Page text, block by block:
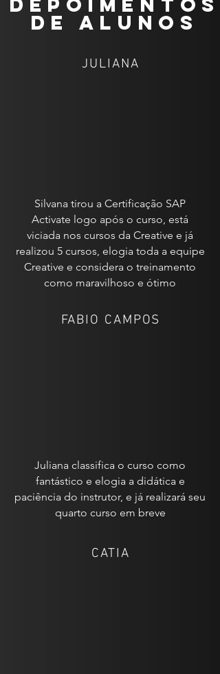
de alunos
JULIANA
Silvana tirou a Certificação SAP
Activate logo após o curso, está
viciada nos cursos da Creative e já
realizou 5 cursos, elogia toda a equipe
Creative e considera o treinamento
como maravilhoso e ótimo
FABIO CAMPOS
Juliana classifica o curso como
fantástico e elogia a didática e
paciência do instrutor, e já realizará seu
quarto curso em breve
CATIA